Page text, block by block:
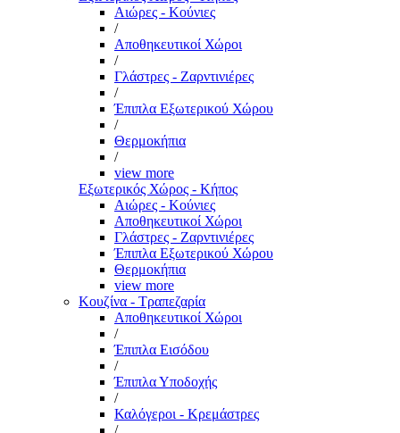
Αιώρες - Κούνιες
/
Αποθηκευτικοί Χώροι
/
Γλάστρες - Ζαρντινιέρες
/
Έπιπλα Εξωτερικού Χώρου
/
Θερμοκήπια
/
view more
Εξωτερικός Χώρος - Κήπος
Αιώρες - Κούνιες
Αποθηκευτικοί Χώροι
Γλάστρες - Ζαρντινιέρες
Έπιπλα Εξωτερικού Χώρου
Θερμοκήπια
view more
Κουζίνα - Τραπεζαρία
Αποθηκευτικοί Χώροι
/
Έπιπλα Εισόδου
/
Έπιπλα Υποδοχής
/
Καλόγεροι - Κρεμάστρες
/